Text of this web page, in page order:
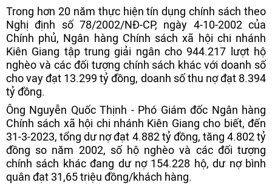
Trong hơn 20 năm thực hiện tín dụng chính sách theo
Nghị định số 78/2002/NĐ-CP, ngày 4-10-2002 của
Chính phủ, Ngân hàng Chính sách xã hội chi nhánh
Kiên Giang tập trung giải ngân cho 944.217 lượt hộ
nghèo và các đối tượng chính sách khác với doanh số
cho vay đạt 13.299 tỷ đồng, doanh số thu nợ đạt 8.394
tỷ đồng.
Ông Nguyễn Quốc Thịnh - Phó Giám đốc Ngân hàng
Chính sách xã hội chi nhánh Kiên Giang cho biết, đến
31-3-2023, tổng dư nợ đạt 4.882 tỷ đồng, tăng 4.802 tỷ
đồng so năm 2002, số hộ nghèo và các đối tượng
chính sách khác đang dư nợ 154.228 hộ, dư nợ bình
quân đạt 31,65 triệu đồng/khách hàng.